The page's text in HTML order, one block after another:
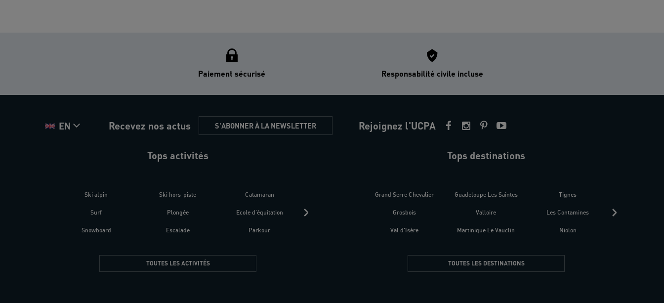
Paiement sécurisé Responsabilité civile incluse
EN Recevez nos actus S'ABONNER À LA NEWSLETTER Rejoignez l'UCPA
Tops activités
Ski alpin
Surf
Snowboard
Ski hors-piste
Plongée
Escalade
Catamaran
Ecole d'équitation
Parkour
Trek-Randonnée pédestre
Parapente
Plongée
TOUTES LES ACTIVITÉS
Tops destinations
Grand Serre Chevalier
Grosbois
Val d'Isère
Guadeloupe Les Saintes
Valloire
Martinique Le Vauclin
Tignes
Les Contamines
Niolon
TOUTES LES DESTINATIONS